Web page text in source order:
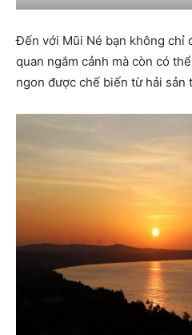
Đến với Mũi Né bạn không chỉ
quan ngắm cảnh mà còn có
ngon được chế biến từ hải sản